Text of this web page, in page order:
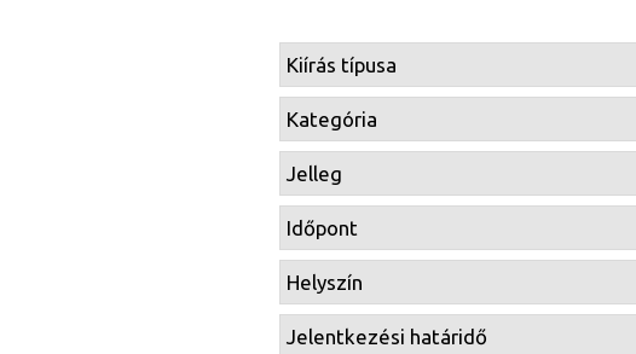
Kiírás típusa
Kategória
Jelleg
Időpont
Helyszín
Jelentkezési határidő